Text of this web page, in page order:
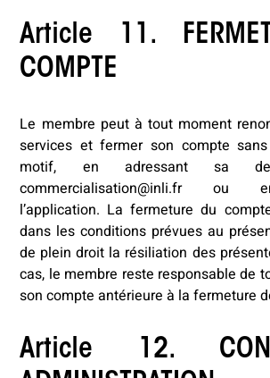
Article 11.
COMPTE
Le membre peut à tout moment
services et fermer son compte
motif, en adressant sa
commercialisation@inli.fr ou
l’application. La fermeture du
dans les conditions prévues au
de plein droit la résiliation des
cas, le membre reste responsable de
son compte antérieure à la fermeture
Article 12.